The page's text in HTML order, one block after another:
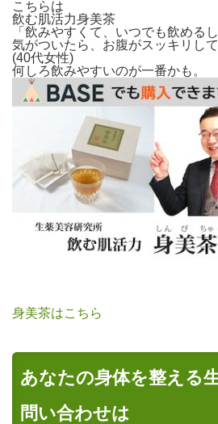
こちらは
飲む肌活力身美茶
「飲みやすくて、いつでも飲める
気がついたら、お腹がスッキリして
(40代女性)
何しろ飲みやすいのが一番かも。
身美茶はこちら
あなたの身体を整える
問い合わせは